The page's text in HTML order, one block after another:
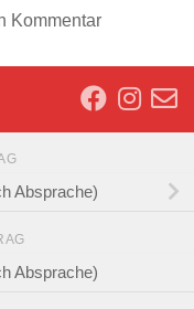
Kommentar
Absprache)
Absprache)